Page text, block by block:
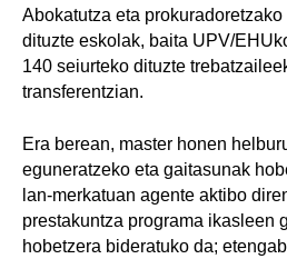
Abokatutza eta
dituzte eskolak, baita UPV/
140 seiurteko dituzte
transferentzian.
Era berean, master honen
eguneratzeko eta gaitasunak
lan-merkatuan agente aktibo
prestakuntza programa ikasleen
hobetzera bideratuko da;